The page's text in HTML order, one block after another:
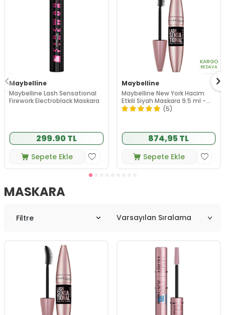
Maybelline
Maybelline Lash Sensational
Firework Electroblack Maskara
299.90 TL
Sepete Ekle
KARGO
BEDAVA
Maybelline
Maybelline New York Hacim
Etkili Siyah Maskara 9.5 ml -
Intense Black (5)
874,95 TL
Sepete Ekle
MASKARA
Filtre